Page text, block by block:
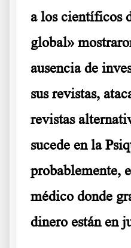
a los científicos
global»
ausencia de
sus revistas,
revistas
sucede en la
probablemente,
médico donde
dinero están en